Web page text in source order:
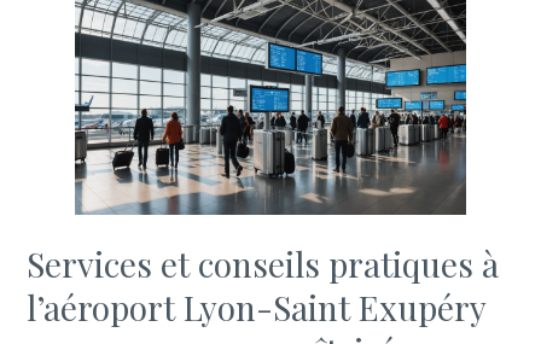
Services et conseils pratiques à
l’aéroport Lyon-Saint Exupéry